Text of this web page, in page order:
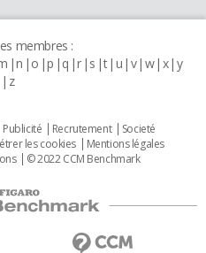
membres :
n o p q r s t u v w x y
z
Publicité Recrutement
Societé
les cookies
Mentions légales
© 2022 CCM Benchmark